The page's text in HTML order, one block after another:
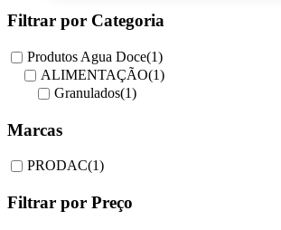
The
options
may
be
chosen
on
product
Filtrar por Categoria
Produtos Agua Doce(1)
ALIMENTAÇÃO(1)
Granulados(1)
Marcas
PRODAC(1)
Filtrar por Preço